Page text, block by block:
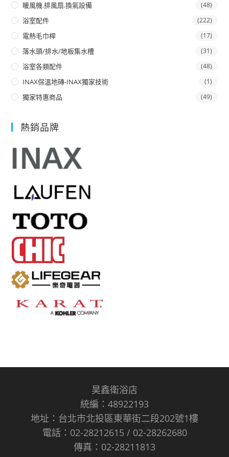
暖風機.排風扇.換氣設備 (48)
浴室配件 (222)
電熱毛巾桿 (17)
落水頭/排水/地板集水槽 (31)
浴室各類配件 (48)
INAX保溫地磚-INAX獨家技術 (1)
獨家特惠商品 (49)
熱銷品牌
昊鑫衛浴店
統編：48922193
地址：台北市北投區東華街二段202號1樓
電話：02-28212615 / 02-28262680
傳真：02-28211813